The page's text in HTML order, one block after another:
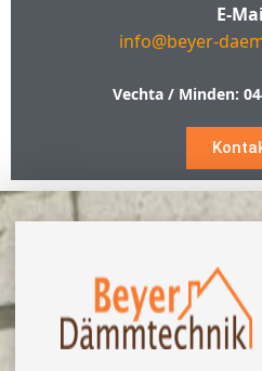
E-
info@beyer-
Vechta / Minden: